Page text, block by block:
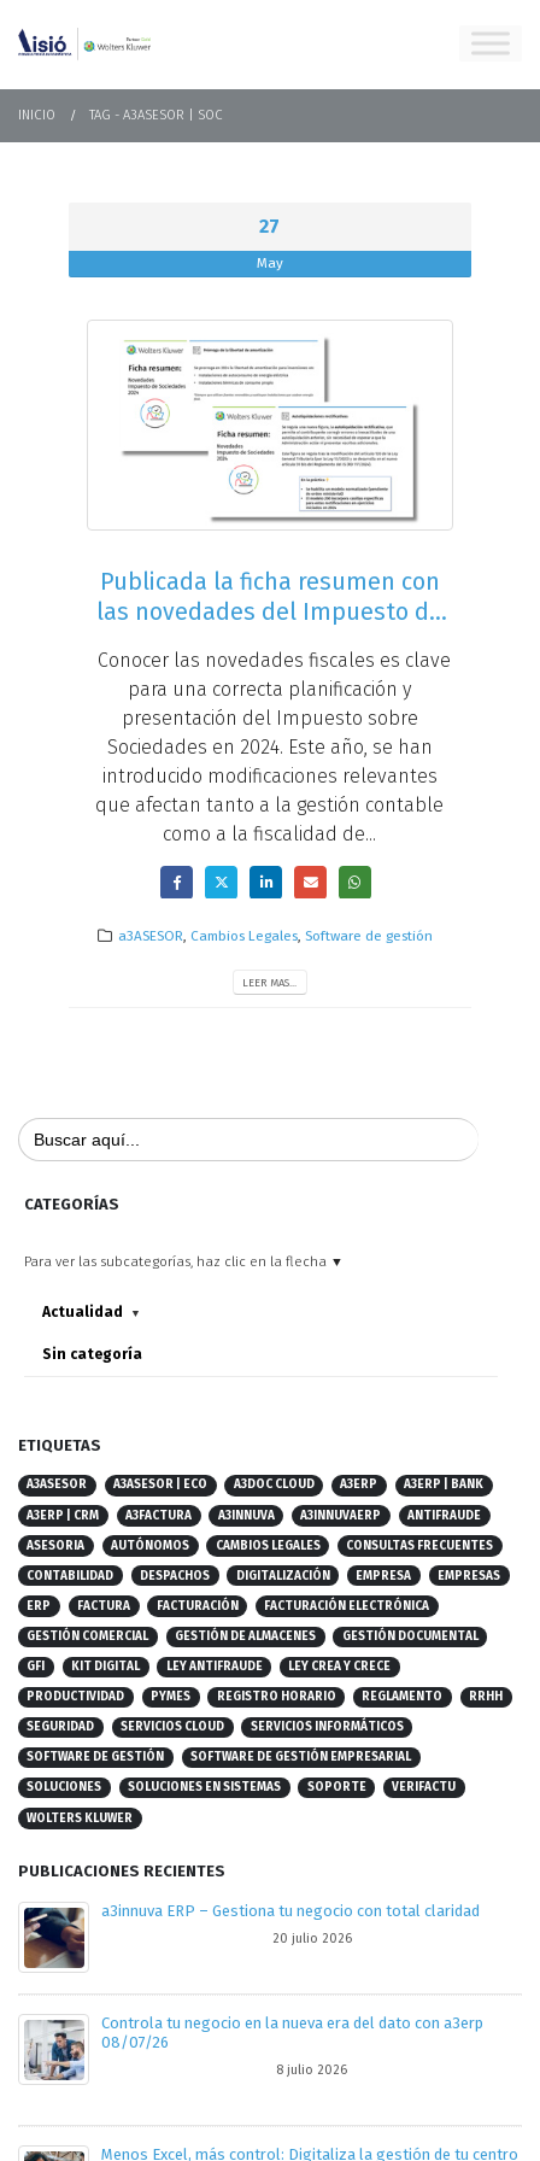
INICIO TAG - A3ASESOR | SOC
27
May
Publicada la ficha resumen con
las novedades del Impuesto de
Conocer las novedades fiscales es clave
para una correcta planificación y
presentación del Impuesto sobre
Sociedades en 2024. Este año, se han
introducido modificaciones relevantes
que afectan tanto a la gestión contable
como a la fiscalidad de...
a3ASESOR,Cambios Legales, Software de gestión
LEER MAS...
Buscar:
CATEGORÍAS
Para ver las subcategorías, haz clic en la flecha ▼
Actualidad ▼
Sin categoría
ETIQUETAS
A3ASESOR A3ASESOR | ECO A3DOC CLOUD A3ERP A3ERP | BANK
A3ERP | CRM A3FACTURA A3INNUVA A3INNUVAERP ANTIFRAUDE
ASESORIA AUTÓNOMOS CAMBIOS LEGALES CONSULTAS FRECUENTES
CONTABILIDAD DESPACHOS DIGITALIZACIÓN EMPRESA EMPRESAS
ERP FACTURA FACTURACIÓN FACTURACIÓN ELECTRÓNICA
GESTIÓN COMERCIAL GESTIÓN DE ALMACENES GESTIÓN DOCUMENTAL
GFI KIT DIGITAL LEY ANTIFRAUDE LEY CREA Y CRECE
PRODUCTIVIDAD PYMES REGISTRO HORARIO REGLAMENTO RRHH
SEGURIDAD SERVICIOS CLOUD SERVICIOS INFORMÁTICOS
SOFTWARE DE GESTIÓN SOFTWARE DE GESTIÓN EMPRESARIAL
SOLUCIONES SOLUCIONES EN SISTEMAS SOPORTE VERIFACTU
WOLTERS KLUWER
PUBLICACIONES RECIENTES
De la tarea administrativa al valor estratégico 22/07/26
7 julio 2026
Nuevas normativas de facturación actualidad y recursos a
tu alcance
26 junio 2026
a3innuva ERP – Gestionar tu empresa nunca fue tan facil